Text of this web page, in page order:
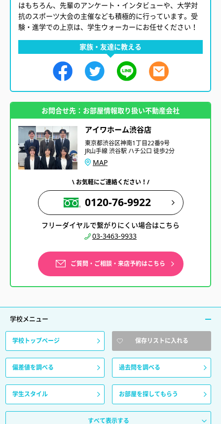
家族・友達に教える
はもちろん、先輩のアンケート・インタビューや、大学対
抗のスポーツ大会の主催なども積極的に行っています。受
験・進学での上京は、学生ウォーカーにお任せください！
お問合せ先：お部屋情報取り扱い不動産会社
アイワホーム渋谷店
東京都渋谷区神南1丁目22番9号
JR山手線 渋谷駅 ハチ公口 徒歩2分
MAP
\ お気軽にご連絡ください！/
0120-76-9922
フリーダイヤルで繋がりにくい場合はこちら
03-3463-9933
ご質問・ご相談・来店予約はこちら
学校メニュー
学校トップページ 保存リストに入れる
偏差値を調べる 過去問を調べる
学生スタイル お部屋を探してもらう
すべて表示する